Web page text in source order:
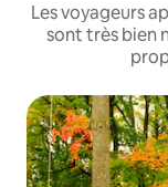
Les voyageurs
sont très bien